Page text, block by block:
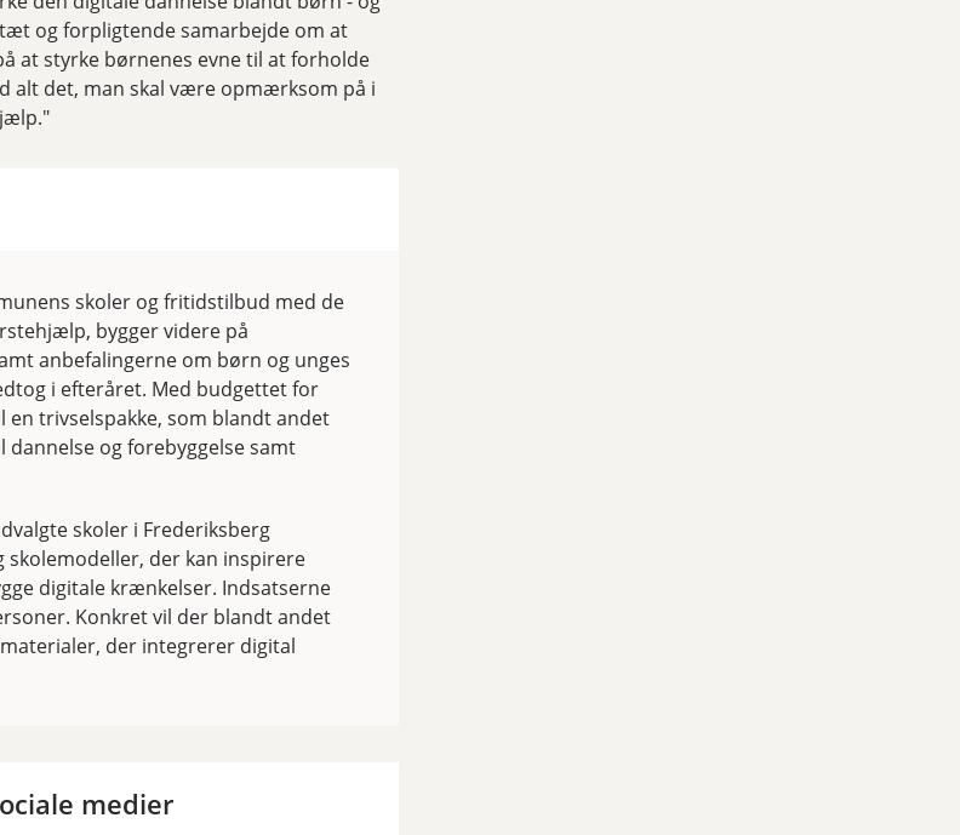
og forpligtende samarbejde om at
at styrke børnenes evne til at forholde
alt det, man skal være opmærksom på i
skoler og fritidstilbud med de
bygger videre på
anbefalingerne om børn og unges
i efteråret. Med budgettet for
trivselspakke, som blandt andet
og forebyggelse samt
skoler i Frederiksberg
skolemodeller, der kan inspirere
digitale krænkelser. Indsatserne
Konkret vil der blandt andet
der integrerer digital
medier